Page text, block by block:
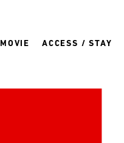
MOVIE ACCESS / STAY